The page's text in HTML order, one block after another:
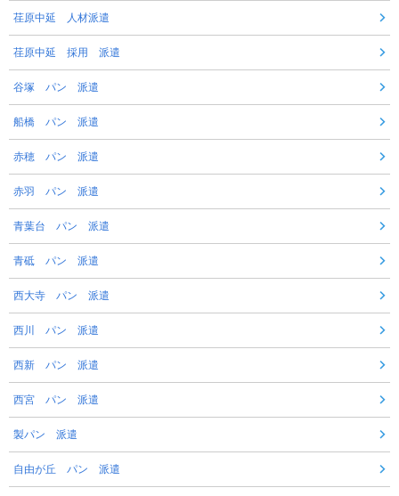
荏原中延 人材派遣
荏原中延 採用 派遣
谷塚 パン 派遣
船橋 パン 派遣
赤穂 パン 派遣
赤羽 パン 派遣
青葉台 パン 派遣
青砥 パン 派遣
西大寺 パン 派遣
西川 パン 派遣
西新 パン 派遣
西宮 パン 派遣
製パン 派遣
自由が丘 パン 派遣